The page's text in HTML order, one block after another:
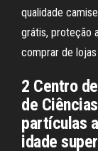
qualidade
grátis, proteção
comprar de
2 Centro
de
partículas
idade